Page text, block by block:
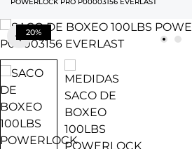
20%